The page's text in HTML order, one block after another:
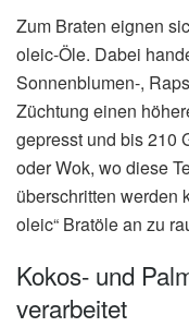
Zum Braten eignen
oleic-Öle. Dabei
Sonnenblumen-,
Züchtung einen
gepresst und bis 210
oder Wok, wo diese
überschritten werden
oleic“ Bratöle an zu
Kokos- und
verarbeitet